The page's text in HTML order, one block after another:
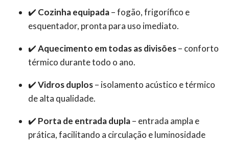
✔️ Cozinha equipada– fogão, frigorífico e
esquentador, pronta para uso imediato.
✔️Aquecimento em todas as divisões– conforto
térmico durante todo o ano.
✔️Vidros duplos– isolamento acústico e térmico
de alta qualidade.
✔️ Porta de entrada dupla– entrada ampla e
prática, facilitando a circulação e luminosidade